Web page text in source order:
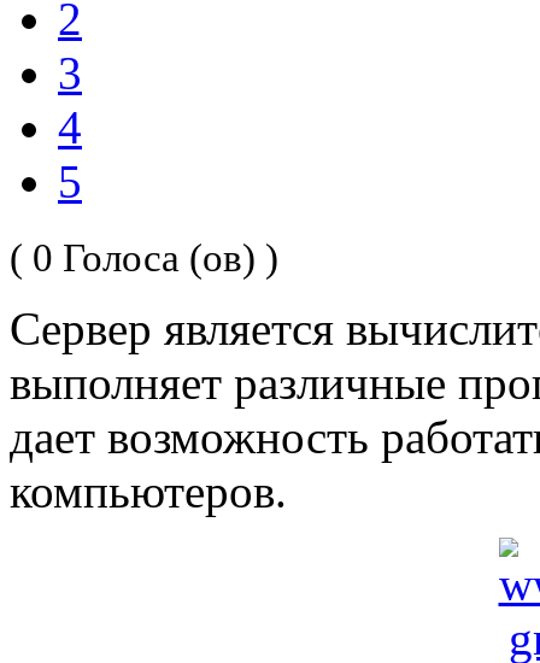
2
3
4
5
( 0 Голоса (ов) )
Сервер является
выполняет различные
дает возможность
компьютеров.